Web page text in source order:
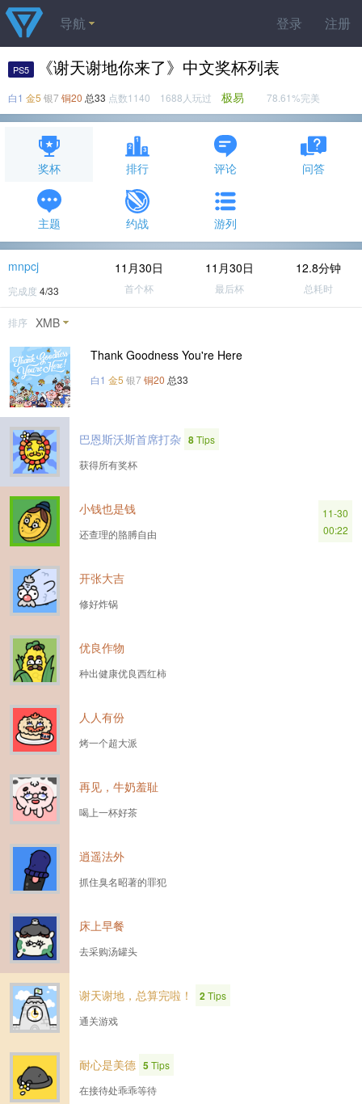
登录 注册
导航
PS5 《谢天谢地你来了》中文奖杯列表
白1 金5 银7 铜20 总33 点数1140 1688人玩过 极易 78.61%完美
奖杯 排行 评论 问答
主题 约战 游列
mnpcj
完成度 4/33
11月30日
首个杯
11月30日
最后杯
12.8分钟
总耗时
排序 XMB
Thank Goodness You're Here
白1 金5 银7 铜20 总33
巴恩斯沃斯首席打杂 8Tips
获得所有奖杯
小钱也是钱
还查理的胳膊自由
11-30
00:22
开张大吉
修好炸锅
优良作物
种出健康优良西红柿
人人有份
烤一个超大派
再见，牛奶羞耻
喝上一杯好茶
逍遥法外
抓住臭名昭著的罪犯
床上早餐
去采购汤罐头
谢天谢地，总算完啦！ 2Tips
通关游戏
耐心是美德 5Tips
在接待处乖乖等待